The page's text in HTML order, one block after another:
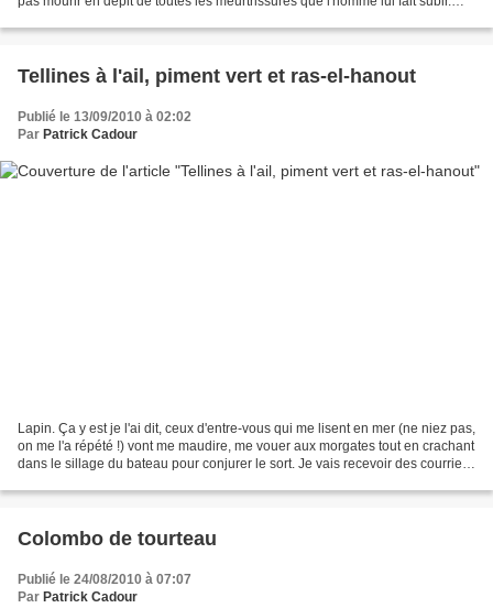
Tellines à l'ail, piment vert et ras-el-hanout
Publié le 13/09/2010 à 02:02
Par Patrick Cadour
Lapin. Ça y est je l'ai dit, ceux d'entre-vous qui me lisent en mer (ne niez pas,
on me l'a répété !) vont me maudire, me vouer aux morgates tout en crachant
dans le sillage du bateau pour conjurer le sort. Je vais recevoir des courriers
Colombo de tourteau
Publié le 24/08/2010 à 07:07
Par Patrick Cadour